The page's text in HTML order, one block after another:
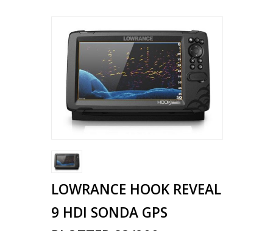
LOWRANCE HOOK REVEAL
9 HDI SONDA GPS